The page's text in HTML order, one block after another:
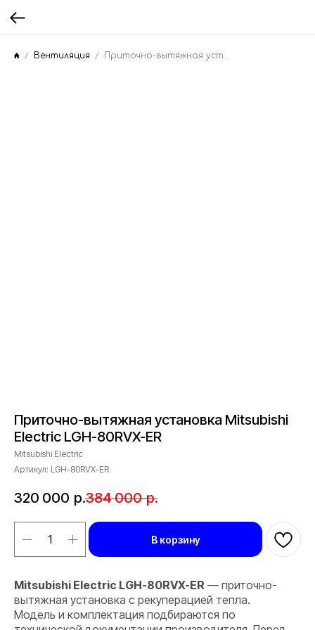
Вентиляция
Приточно-вытяжная установка Mitsubishi
Electric LGH-80RVX-ER
Mitsubishi Electric
Артикул: LGH-80RVX-ER
320 000 р.384 000 р.
В корзину
Mitsubishi Electric LGH-80RVX-ER — приточно-
вытяжная установка с рекуперацией тепла.
Модель и комплектация подбираются по